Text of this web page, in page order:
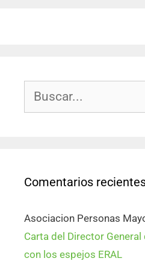
Comentarios
Asociacion Personas
Carta del Director
con los espejos ERAL